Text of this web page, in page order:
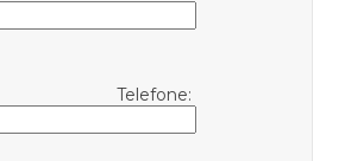
Telefone: